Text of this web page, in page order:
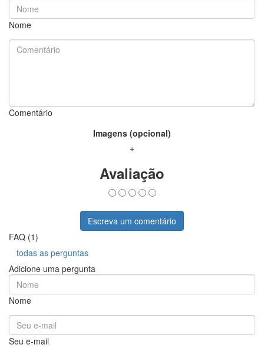
Nome
Comentário
Imagens (opcional)
+
Avaliação
Escreva um comentário
FAQ (1)
todas as perguntas
Adicione uma pergunta
Nome
Seu e-mail